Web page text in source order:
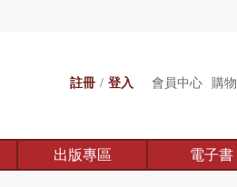
註冊 / 登入 會員中心 購
出版專區 電子書